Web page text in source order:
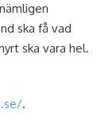
ska få vad
ska vara hel.
.